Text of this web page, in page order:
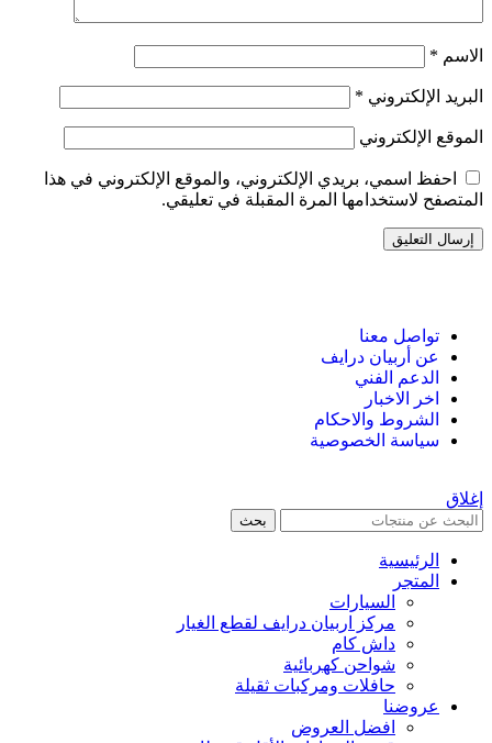
الاسم *
البريد الإلكتروني *
الموقع الإلكتروني
احفظ اسمي، بريدي الإلكتروني، والموقع الإلكتروني في هذا
المتصفح لاستخدامها المرة المقبلة في تعليقي.
تواصل معنا
عن أربيان درايف
الدعم الفني
اخر الاخبار
الشروط والاحكام
سياسة الخصوصية
إغلاق
بحث
الرئيسية
المتجر
السيارات
مركز اربيان درايف لقطع الغيار
داش كام
شواحن كهربائية
حافلات ومركبات ثقيلة
عروضنا
افضل العروض